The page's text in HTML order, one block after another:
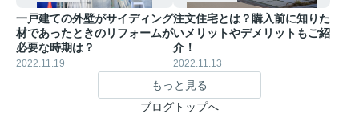
一戸建ての外壁がサイディング
材であったときのリフォームが
必要な時期は？
2022.11.19
注文住宅とは？購入前に知りた
いメリットやデメリットもご紹
介！
2022.11.13
もっと見る
ブログトップへ